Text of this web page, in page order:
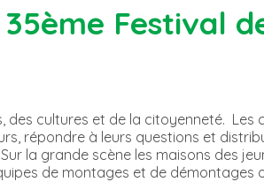
Festival
des cultures et de la citoyenneté.
répondre à leurs questions et
la grande scène les maisons des
de montages et de démontages